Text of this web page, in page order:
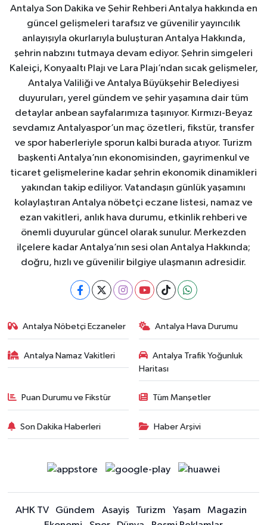
Antalya Son Dakika ve Şehir Rehberi Antalya hakkında en
güncel gelişmeleri tarafsız ve güvenilir yayıncılık
anlayışıyla okurlarıyla buluşturan Antalya Hakkında,
şehrin nabzını tutmaya devam ediyor. Şehrin simgeleri
Kaleiçi, Konyaaltı Plajı ve Lara Plajı’ndan sıcak gelişmeler,
Antalya Valiliği ve Antalya Büyükşehir Belediyesi
duyuruları, yerel gündem ve şehir yaşamına dair tüm
detaylar anbean sayfalarımıza taşınıyor. Kırmızı-Beyaz
sevdamız Antalyaspor’un maç özetleri, fikstür, transfer
ve spor haberleriyle sporun kalbi burada atıyor. Turizm
başkenti Antalya’nın ekonomisinden, gayrimenkul ve
ticaret gelişmelerine kadar şehrin ekonomik dinamikleri
yakından takip ediliyor. Vatandaşın günlük yaşamını
kolaylaştıran Antalya nöbetçi eczane listesi, namaz ve
ezan vakitleri, anlık hava durumu, etkinlik rehberi ve
önemli duyurular güncel olarak sunulur. Merkezden
ilçelere kadar Antalya’nın sesi olan Antalya Hakkında;
doğru, hızlı ve güvenilir bilgiye ulaşmanın adresidir.
Antalya Nöbetçi Eczaneler Antalya Hava Durumu
Antalya Namaz Vakitleri
Antalya Trafik Yoğunluk
Haritası
Puan Durumu ve Fikstür Tüm Manşetler
Son Dakika Haberleri Haber Arşivi
AHK TV Gündem Asayiş Turizm Yaşam
Magazin